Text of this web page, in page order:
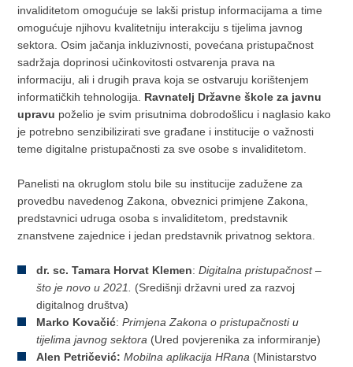
invaliditetom omogućuje se lakši pristup informacijama a time
omogućuje njihovu kvalitetniju interakciju s tijelima javnog
sektora. Osim jačanja inkluzivnosti, povećana pristupačnost
sadržaja doprinosi učinkovitosti ostvarenja prava na
informaciju, ali i drugih prava koja se ostvaruju korištenjem
informatičkih tehnologija. Ravnatelj Državne škole za javnu
upravu poželio je svim prisutnima dobrodošlicu i naglasio kako
je potrebno senzibilizirati sve građane i institucije o važnosti
teme digitalne pristupačnosti za sve osobe s invaliditetom.
Panelisti na okruglom stolu bile su institucije zadužene za
provedbu navedenog Zakona, obveznici primjene Zakona,
predstavnici udruga osoba s invaliditetom, predstavnik
znanstvene zajednice i jedan predstavnik privatnog sektora.
dr. sc. Tamara Horvat Klemen:Digitalna pristupačnost –
što je novo u 2021. (Središnji državni ured za razvoj
digitalnog društva)
Marko Kovačić:Primjena Zakona o pristupačnosti u
tijelima javnog sektora (Ured povjerenika za informiranje)
Alen Petričević: Mobilna aplikacija HRana (Ministarstvo